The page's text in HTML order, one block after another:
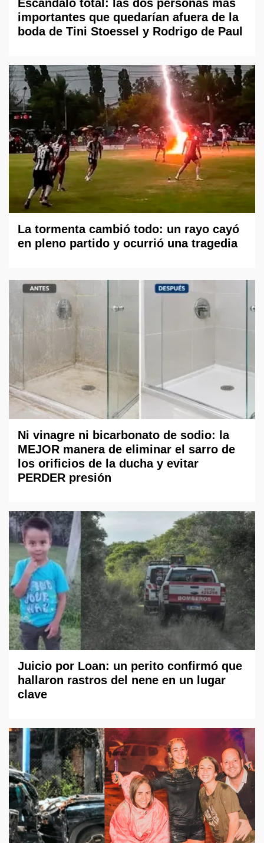
Escándalo total: las dos personas más
importantes que quedarían afuera de la
boda de Tini Stoessel y Rodrigo de Paul
La tormenta cambió todo: un rayo cayó
en pleno partido y ocurrió una tragedia
Ni vinagre ni bicarbonato de sodio: la
MEJOR manera de eliminar el sarro de
los orificios de la ducha y evitar
PERDER presión
Juicio por Loan: un perito confirmó que
hallaron rastros del nene en un lugar
clave